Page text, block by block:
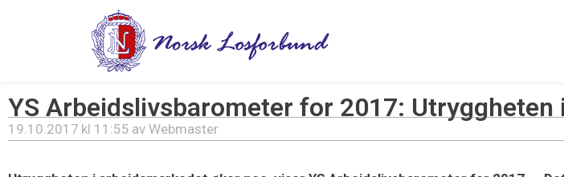
YS Arbeidslivsbarometer for 2017:
19.10.2017 kl 11:55 av Webmaster